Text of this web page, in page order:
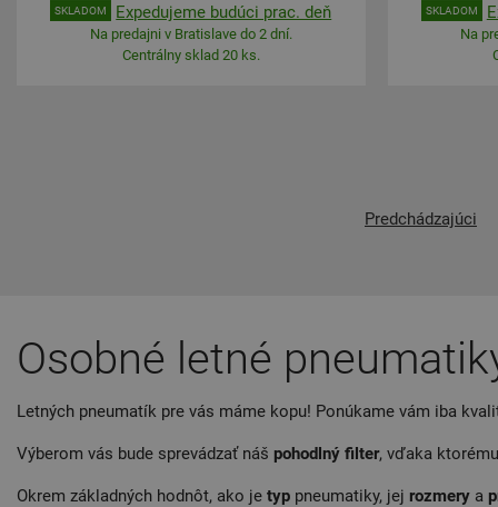
SKLADOM Expedujeme budúci prac. deň
Na predajni v Bratislave do 2 dní.
Centrálny sklad 20 ks.
SKLADOM
Na
Predchádzajúci
Osobné letné
Letných pneumatík pre vás máme kopu! Ponúkame vám iba
Výberom vás bude sprevádzať náš pohodlný filter, vďaka
Okrem základných hodnôt, ako je typ pneumatiky, jej rozmery a